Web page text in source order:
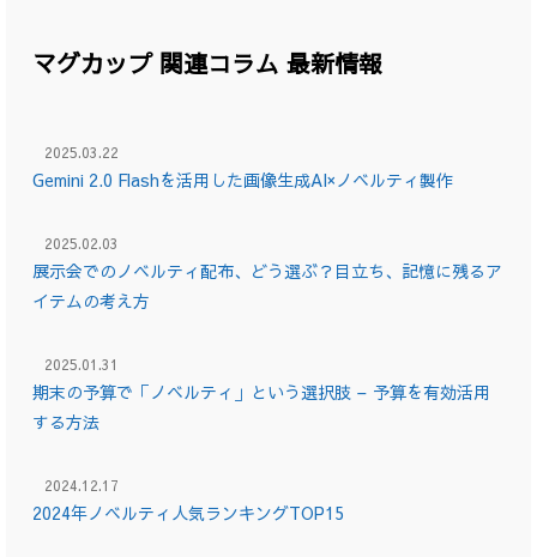
マグカップ 関連コラム 最新情報
2025.03.22
Gemini 2.0 Flashを活用した画像生成AI×ノベルティ製作
2025.02.03
展示会でのノベルティ配布、どう選ぶ？目立ち、記憶に残るア
イテムの考え方
2025.01.31
期末の予算で「ノベルティ」という選択肢 – 予算を有効活用
する方法
2024.12.17
2024年ノベルティ人気ランキングTOP15